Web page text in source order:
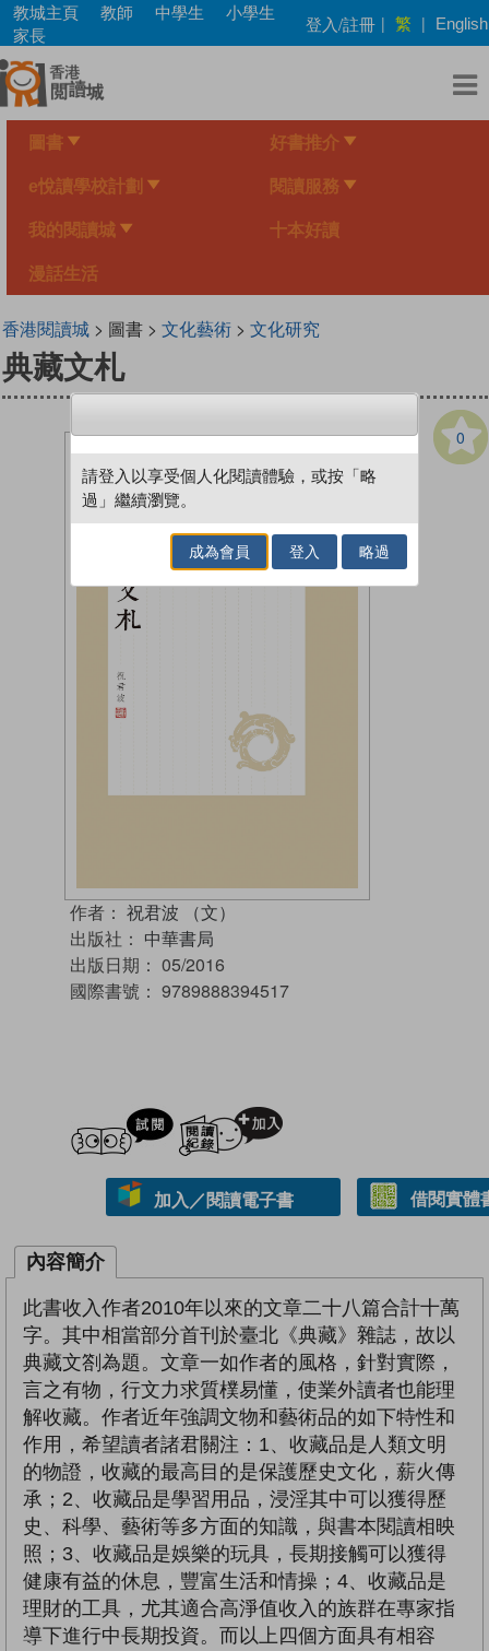
Skip
main
content
教城主頁 教師 中學生
小學生
家長
登入/註冊 | 繁 | English
圖書 好書推介
e悅讀學校計劃 閱讀服務
我的閱讀城 十本好讀
漫話生活
香港閱讀城> 圖書 > 文化藝術> 文化研究
典藏文札
0
作者： 祝君波 （文）
出版社： 中華書局
出版日期： 05/2016
國際書號： 9789888394517
試閲
加入／閱讀電子書 借閱實體
內容簡介
此書收入作者2010年以來的文章二十八篇合計十萬
字。其中相當部分首刊於臺北《典藏》雜誌，故以
典藏文劄為題。文章一如作者的風格，針對實際，
言之有物，行文力求質樸易懂，使業外讀者也能理
解收藏。作者近年強調文物和藝術品的如下特性和
作用，希望讀者諸君關注：1、收藏品是人類文明
的物證，收藏的最高目的是保護歷史文化，薪火傳
承；2、收藏品是學習用品，浸淫其中可以獲得歷
史、科學、藝術等多方面的知識，與書本閱讀相映
照；3、收藏品是娛樂的玩具，長期接觸可以獲得
健康有益的休息，豐富生活和情操；4、收藏品是
理財的工具，尤其適合高淨值收入的族群在專家指
導下進行中長期投資。而以上四個方面具有相容
請登入以享受個人化閱讀體驗，或按「略
過」繼續瀏覽。
成為會員 登入 略過